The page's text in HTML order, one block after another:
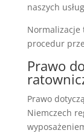
naszych
Normalizacje
procedur
Prawo
Prawo
Niemczech